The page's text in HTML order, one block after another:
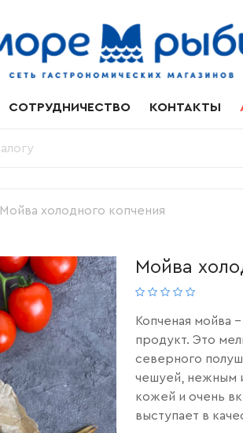
СОТРУДНИЧЕСТВО КОНТАКТЫ
Мойва холодного копчения
Мойва
Копченая мойва
продукт. Это
северного
чешуей, нежным
кожей и очень
выступает в